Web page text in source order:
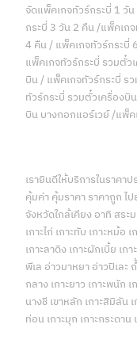
จัดแพ็คเกจทัวร์กระบี่ 1 วั
กระบี่ 3 วัน 2 คืน /แพ็คเก
4 คืน / แพ็คเกจทัวร์กระบี่
แพ็คเกจทัวร์กระบี่ รวมตั๋ว
บิน / แพ็คเกจทัวร์กระบี่ ร
ทัวร์กระบี่ รวมตั๋วเครื่องบิ
บิน บางกอกแอร์เวย์ /แพ็
เรายินดีให้บริการในราคา
คุ้มค่า คุ้มราคา ราคาถูก ไ
จังหวัดใกล้เคียง อาทิ สร
เกาะไก่ เกาะทับ เกาะหม้อ
เกาะลาดิง เกาะผักเบี้ย เก
พีเล อ่าวมาหยา อ่าวปิเละ
กลาง เกาะยาว เกาะพนัก
นางชี เขาหลัก เกาะสิมิลัน เ
ท่อน เกาะมุก เกาะกระดาน